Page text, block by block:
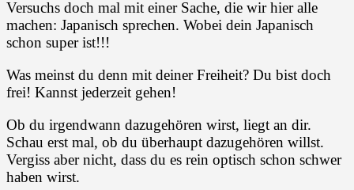
Versuchs doch mal mit einer Sache, die wir hier alle
machen: Japanisch sprechen. Wobei dein Japanisch
schon super ist!!!
Was meinst du denn mit deiner Freiheit? Du bist doch
frei! Kannst jederzeit gehen!
Ob du irgendwann dazugehören wirst, liegt an dir.
Schau erst mal, ob du überhaupt dazugehören willst.
Vergiss aber nicht, dass du es rein optisch schon schwer
haben wirst.